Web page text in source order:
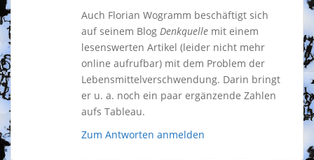
Auch Florian Wogramm beschäftigt sich
auf seinem Blog Denkquelle mit einem
lesenswerten Artikel (leider nicht mehr
online aufrufbar) mit dem Problem der
Lebensmittelverschwendung. Darin bringt
er u. a. noch ein paar ergänzende Zahlen
aufs Tableau.
Zum Antworten anmelden